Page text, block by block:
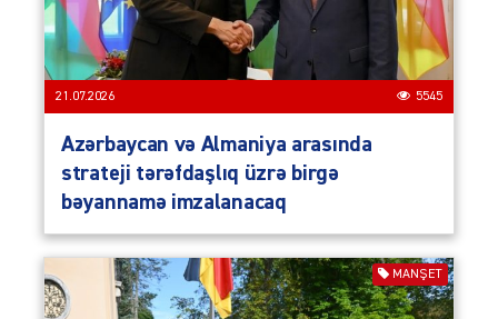
21.07.2026 5545
Azərbaycan və Almaniya arasında
strateji tərəfdaşlıq üzrə birgə
bəyannamə imzalanacaq
MANŞET